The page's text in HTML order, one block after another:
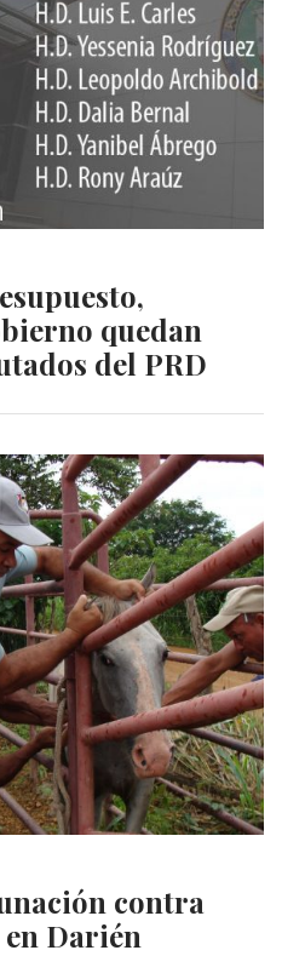
quedan
del PRD
contra
Darién